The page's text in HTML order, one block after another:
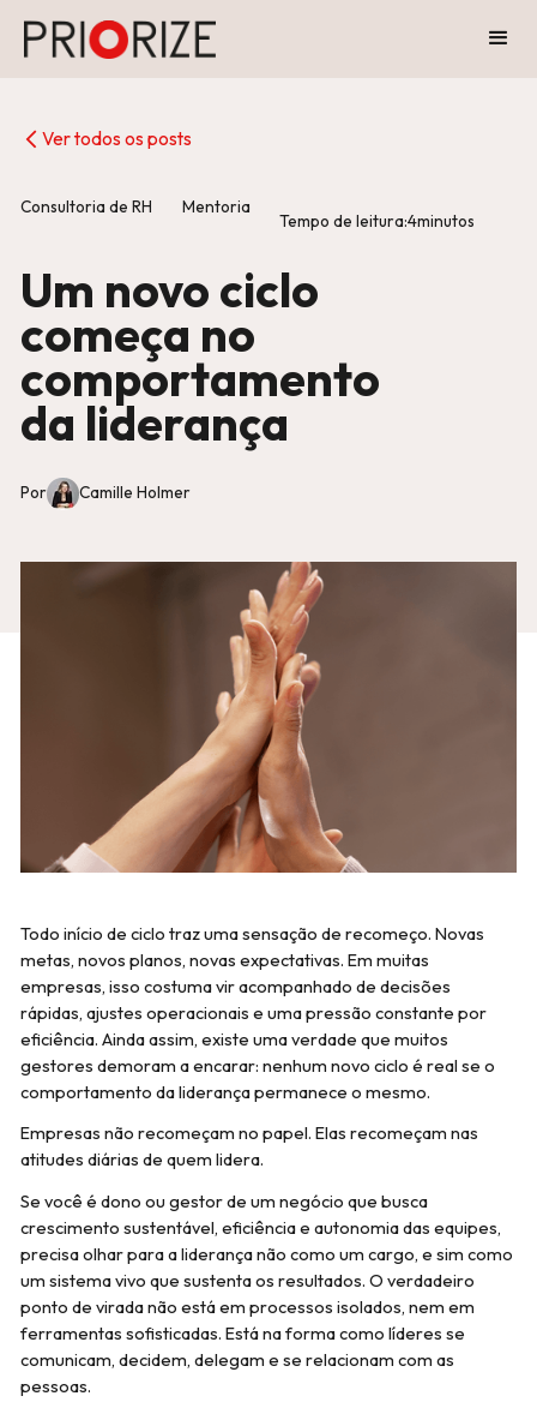
Ver todos os posts
Consultoria de RH Mentoria
Tempo de leitura:4minutos
Um novo ciclo
começa no
comportamento
da liderança
Por Camille Holmer
Todo início de ciclo traz uma sensação de recomeço. Novas
metas, novos planos, novas expectativas. Em muitas
empresas, isso costuma vir acompanhado de decisões
rápidas, ajustes operacionais e uma pressão constante por
eficiência. Ainda assim, existe uma verdade que muitos
gestores demoram a encarar: nenhum novo ciclo é real se o
comportamento da liderança permanece o mesmo.
Empresas não recomeçam no papel. Elas recomeçam nas
atitudes diárias de quem lidera.
Se você é dono ou gestor de um negócio que busca
crescimento sustentável, eficiência e autonomia das equipes,
precisa olhar para a liderança não como um cargo, e sim como
um sistema vivo que sustenta os resultados. O verdadeiro
ponto de virada não está em processos isolados, nem em
ferramentas sofisticadas. Está na forma como líderes se
comunicam, decidem, delegam e se relacionam com as
pessoas.